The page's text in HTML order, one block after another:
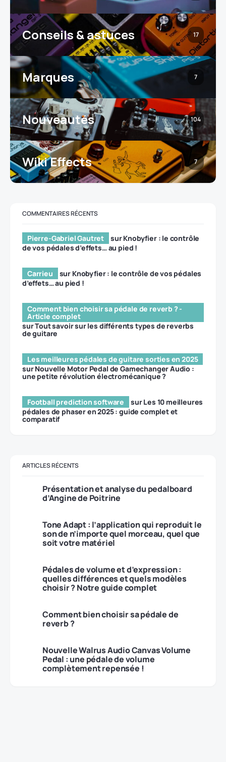
Conseils & astuces 17
Marques 7
Nouveautés 104
Wiki Effects 7
COMMENTAIRES RÉCENTS
Pierre-Gabriel Gautret surKnobyfier : le contrôle
de vos pédales d’effets… au pied !
Carrieu sur Knobyfier : le contrôle de vos pédales
d’effets… au pied !
Comment bien choisir sa pédale de reverb ? -
Article complet
surTout savoir sur les différents types de reverbs
de guitare
Les meilleures pédales de guitare sorties en 2025
surNouvelle Motor Pedal de Gamechanger Audio :
une petite révolution électromécanique ?
Football prediction software surLes 10 meilleures
pédales de phaser en 2025 : guide complet et
comparatif
ARTICLES RÉCENTS
Présentation et analyse du pedalboard
d’Angine de Poitrine
Tone Adapt : l’application qui reproduit le
son de n’importe quel morceau, quel que
soit votre matériel
Pédales de volume et d’expression :
quelles différences et quels modèles
choisir ? Notre guide complet
Comment bien choisir sa pédale de
reverb ?
Nouvelle Walrus Audio Canvas Volume
Pedal : une pédale de volume
complètement repensée !